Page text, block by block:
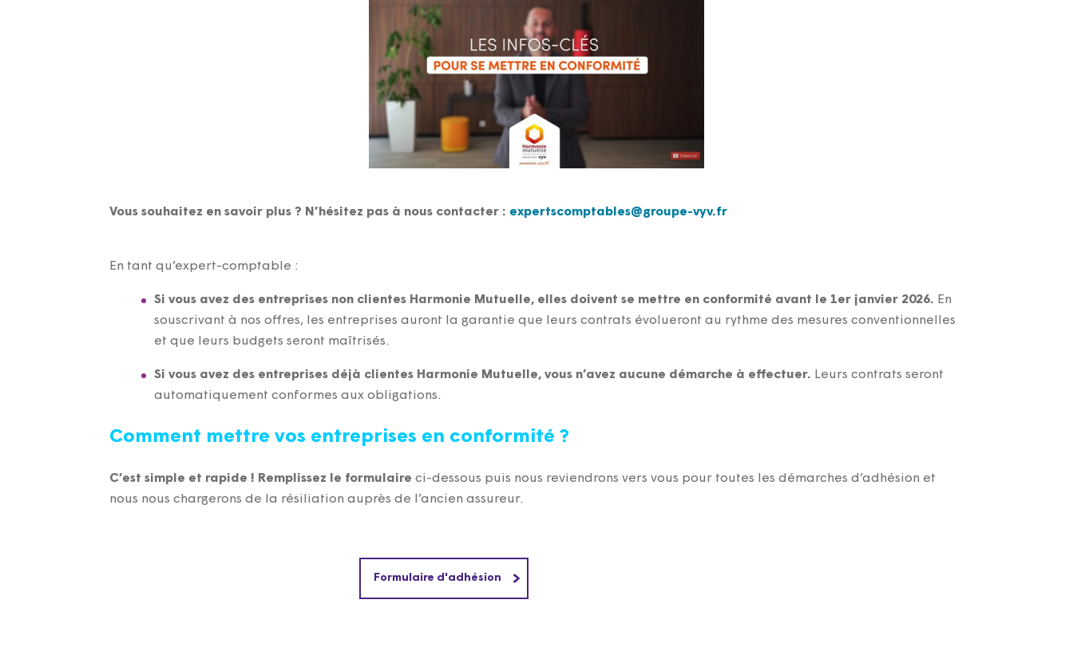
Vous souhaitez en savoir plus ? N’hésitez pas à nous contacter : rf.vy
v-epu
org@s
elbat
pmocs
trepx
e
En tant qu’expert-comptable :
Si vous avez des entreprises non clientes Harmonie Mutuelle, elles doivent se mettre en conformité avant le 1er janvier 2026. En
souscrivant à nos offres, les entreprises auront la garantie que leurs contrats évolueront au rythme des mesures conventionnelles
et que leurs budgets seront maîtrisés.
Si vous avez des entreprises déjà clientes Harmonie Mutuelle, vous n’avez aucune démarche à effectuer. Leurs contrats seront
automatiquement conformes aux obligations.
Comment mettre vos entreprises en conformité ?
C’est simple et rapide ! Remplissez le formulaire ci-dessous puis nous reviendrons vers vous pour toutes les démarches d’adhésion et
nous nous chargerons de la résiliation auprès de l’ancien assureur.
Formulaire d'adhésion